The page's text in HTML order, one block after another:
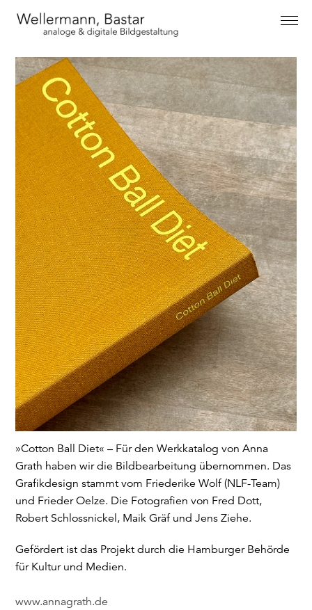
»Cotton Ball Diet« – Für den Werkkatalog von Anna
Grath haben wir die Bildbearbeitung übernommen. Das
Grafikdesign stammt vom Friederike Wolf (NLF-Team)
und Frieder Oelze. Die Fotografien von Fred Dott,
Robert Schlossnickel, Maik Gräf und Jens Ziehe.
Gefördert ist das Projekt durch die Hamburger Behörde
für Kultur und Medien.
www.annagrath.de